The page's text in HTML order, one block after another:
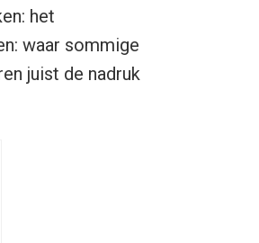
het
waar sommige
juist de nadruk